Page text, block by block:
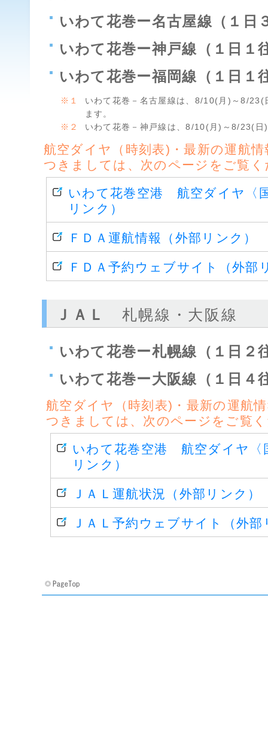
いわて花巻ー名古屋線（１日
いわて花巻ー神戸線（ １日１
いわて花巻ー福岡線（１日１
※１
いわて花巻－名古屋線は、8/10(月)～8/23(
ます。
※２
いわて花巻－神戸線は、8/10(月)～8/23(日)
航空ダイヤ（時刻表)・最新の運航
つきましては、次のページをご覧
いわて花巻空港 航空ダイヤ〈
リンク）
ＦＤＡ運航情報（外部リンク）
ＦＤＡ予約ウェブサイト（外部
ＪＡＬ 札幌線・大阪線
いわて花巻ー札幌線（１日２
いわて花巻ー大阪線（１日４
航空ダイヤ（時刻表)・最新の運航
つきましては、次のページをご覧
いわて花巻空港 航空ダイヤ〈
リンク）
ＪＡＬ運航状況（外部リンク）
ＪＡＬ予約ウェブサイト（外